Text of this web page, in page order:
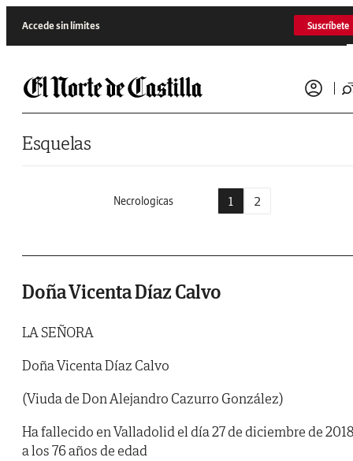
Accede sin límites Suscríbete
Esquelas
Necrologicas 1 2
Doña Vicenta Díaz Calvo
LA SEÑORA
Doña Vicenta Díaz Calvo
(Viuda de Don Alejandro Cazurro González)
Ha fallecido en Valladolid el día 27 de diciembre de
a los 76 años de edad